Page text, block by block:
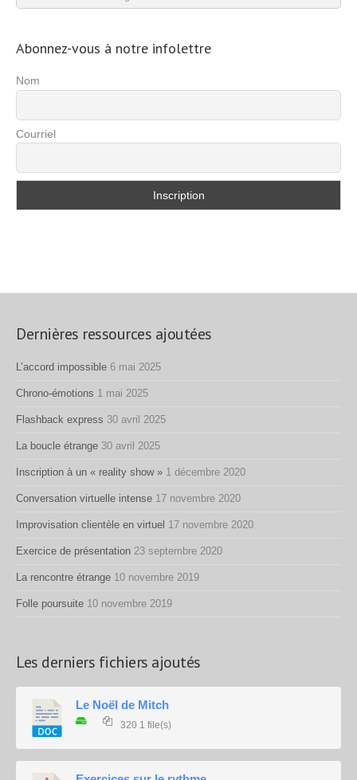
d’exercices
Abonnez-vous à notre infolettre
Nom
Courriel
Dernières ressources ajoutées
L’accord impossible 6 mai 2025
Chrono-émotions 1 mai 2025
Flashback express 30 avril 2025
La boucle étrange 30 avril 2025
Inscription à un « reality show » 1 décembre 2020
Conversation virtuelle intense 17 novembre 2020
Improvisation clientèle en virtuel 17 novembre 2020
Exercice de présentation 23 septembre 2020
La rencontre étrange 10 novembre 2019
Folle poursuite 10 novembre 2019
Les derniers fichiers ajoutés
Le Noël de Mitch
320 1 file(s)